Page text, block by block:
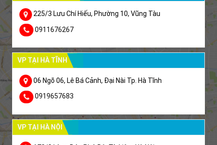
225/3 Lưu Chí Hiếu, Phường 10, Vũng Tàu
0911676267
VP TẠI HÀ TĨNH
06 Ngõ 06, Lê Bá Cảnh, Đại Nài Tp. Hà Tĩnh
0919657683
VP TẠI HÀ NỘI